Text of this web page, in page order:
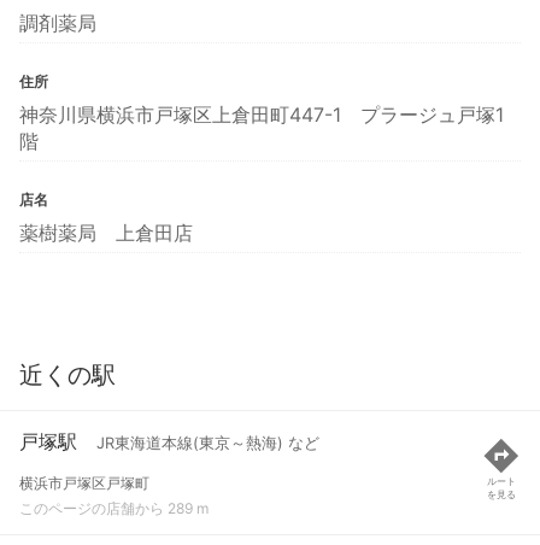
調剤薬局
住所
神奈川県横浜市戸塚区上倉田町447-1 プラージュ戸塚1
階
店名
薬樹薬局 上倉田店
近くの駅
戸塚駅 JR東海道本線(東京～熱海) など
横浜市戸塚区戸塚町
このページの店舗から 289 m
ルート
を見る